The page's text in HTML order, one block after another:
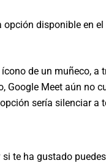
opción disponible en
de un muñeco, a
Google Meet aún no
sería silenciar
te ha gustado